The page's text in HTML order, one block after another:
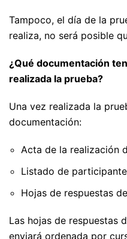
Tampoco, el día de la
realiza, no será posible
¿Qué documentación
realizada la prueba?
Una vez realizada la
documentación:
Acta de la realización
Listado de
Hojas de respuestas
Las hojas de respuestas
enviará ordenada por